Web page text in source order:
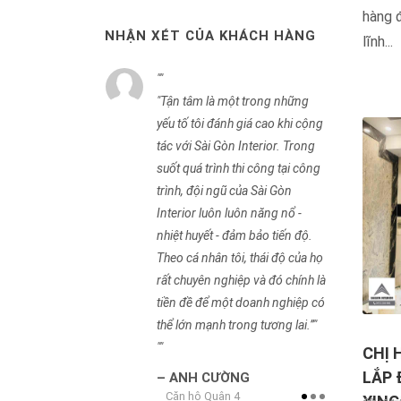
hàng
lĩnh...
CHỊ
LẮP
NHẬN XÉT CỦA KHÁCH HÀNG
Tận tâm là một trong những
yếu tố tôi đánh giá cao khi cộng
tác với Sài Gòn Interior. Trong
suốt quá trình thi công tại công
trình, đội ngũ của Sài Gòn
Interior luôn luôn năng nổ -
nhiệt huyết - đảm bảo tiến độ.
Theo cá nhân tôi, thái độ của họ
rất chuyên nghiệp và đó chính là
tiền đề để một doanh nghiệp có
thể lớn mạnh trong tương lai.”
ANH CƯỜNG
Căn hộ Quận 4
đã
sự
trợ
lựa